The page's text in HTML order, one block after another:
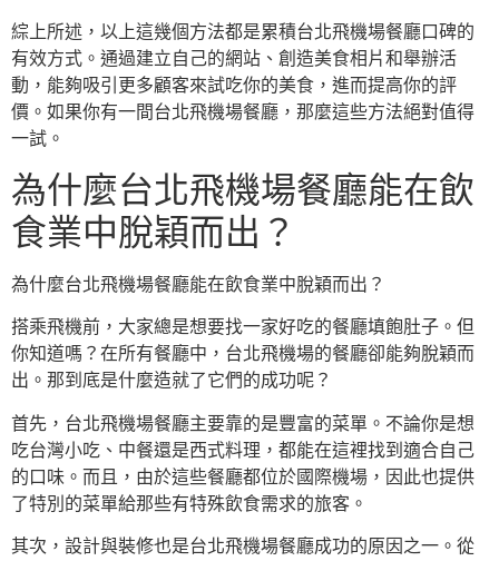
綜上所述，以上這幾個方法都是累積台北飛機場餐廳口碑的
有效方式。通過建立自己的網站、創造美食相片和舉辦活
動，能夠吸引更多顧客來試吃你的美食，進而提高你的評
價。如果你有一間台北飛機場餐廳，那麼這些方法絕對值得
一試。
為什麼台北飛機場餐廳能在飲
食業中脫穎而出？
為什麼台北飛機場餐廳能在飲食業中脫穎而出？
搭乘飛機前，大家總是想要找一家好吃的餐廳填飽肚子。但
你知道嗎？在所有餐廳中，台北飛機場的餐廳卻能夠脫穎而
出。那到底是什麼造就了它們的成功呢？
首先，台北飛機場餐廳主要靠的是豐富的菜單。不論你是想
吃台灣小吃、中餐還是西式料理，都能在這裡找到適合自己
的口味。而且，由於這些餐廳都位於國際機場，因此也提供
了特別的菜單給那些有特殊飲食需求的旅客。
其次，設計與裝修也是台北飛機場餐廳成功的原因之一。從